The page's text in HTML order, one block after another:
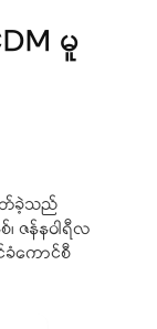
မူ
မှတ်ခဲ့သည်
၊ ဇန်နဝါရီလ
ကောင်စီ